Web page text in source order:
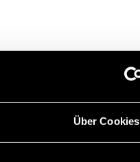
Über Cookies